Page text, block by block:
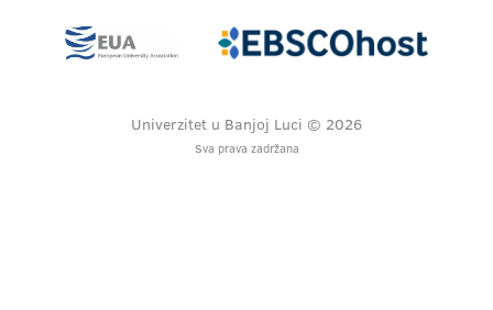
Univerzitet u Banjoj Luci © 2026
Sva prava zadržana